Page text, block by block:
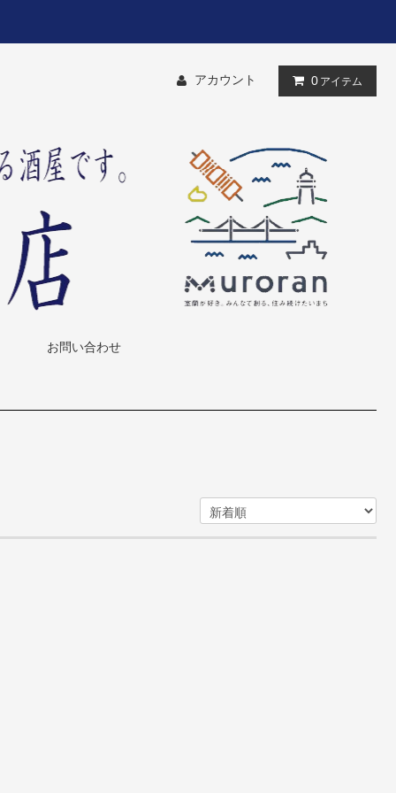
アカウント 0 アイテム
お問い合わせ